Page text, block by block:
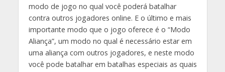
modo de jogo no qual você poderá batalhar
contra outros jogadores online. E o último e mais
importante modo que o jogo oferece é o “Modo
Aliança”, um modo no qual é necessário estar em
uma aliança com outros jogadores, e neste modo
você pode batalhar em batalhas especiais as quais